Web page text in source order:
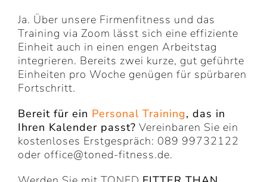
Ja. Über unsere Firmenfitness und das
Training via Zoom lässt sich eine effiziente
Einheit auch in einen engen Arbeitstag
integrieren. Bereits zwei kurze, gut geführte
Einheiten pro Woche genügen für spürbaren
Fortschritt.
Bereit für ein Personal Training, das in
Ihren Kalender passt? Vereinbaren Sie ein
kostenloses Erstgespräch: 089 99732122
oder office@toned-fitness.de.